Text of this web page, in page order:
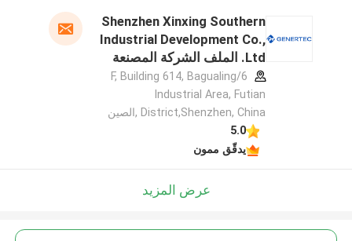
Shenzhen Xinxing Southern
Industrial Development Co.,
Ltd. الملف الشركة المصنعة
6/F, Building 614, Bagualing
Industrial Area, Futian
District,Shenzhen, China ,الصين
5.0
يدقّق ممون
عرض المزيد